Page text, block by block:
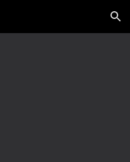
Skip to navigation